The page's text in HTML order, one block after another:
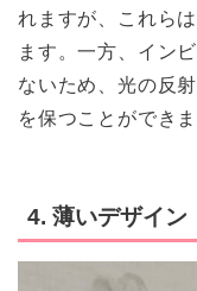
れますが、これら
ます。一方、イン
ないため、光の反
を保つことができま
4. 薄いデザイン